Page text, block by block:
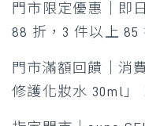
門市限定優惠｜即
88 折，3 件以上 85
門市滿額回饋｜消
修護化妝水 30ml」